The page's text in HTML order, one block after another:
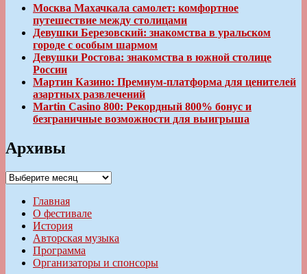
Москва Махачкала самолет: комфортное
путешествие между столицами
Девушки Березовский: знакомства в уральском
городе с особым шармом
Девушки Ростова: знакомства в южной столице
России
Мартин Казино: Премиум-платформа для ценителей
азартных развлечений
Martin Casino 800: Рекордный 800% бонус и
безграничные возможности для выигрыша
Архивы
Архивы
Главная
О фестивале
История
Авторская музыка
Программа
Организаторы и спонсоры